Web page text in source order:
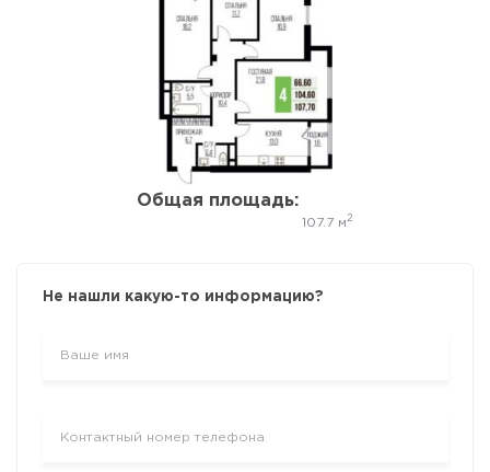
Общая площадь:
107.7 м 2
Да, удалить Отмена
Не нашли какую-то информацию?